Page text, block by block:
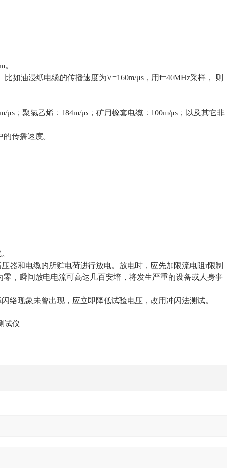
。
如油浸纸电缆的传播速度为V=160m/μs，用f=40MHz采样， 则
；聚氯乙烯：184m/μs；矿用橡套电缆：100m/μs；以及其它非
传播速度。
器和电缆的所贮电荷进行放电。放电时，应先加限流电阻r限制
，瞬间放电电流可高达几百安培，将发生严重的设备或人身事
络现象未曾出现，应立即降低试验电压，改用冲闪法测试。